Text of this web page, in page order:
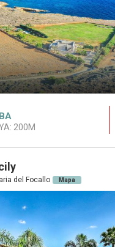
BA
200M
del Focallo Mapa